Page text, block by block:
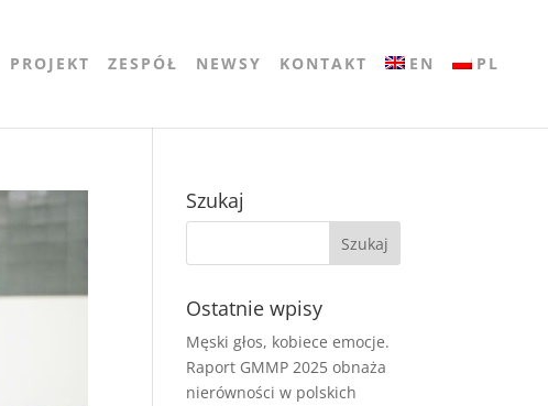
PROJEKT ZESPÓŁ NEWSY KONTAKT EN PL
Szukaj
Ostatnie wpisy
Męski głos, kobiece emocje.
Raport GMMP 2025 obnaża
nierówności w polskich